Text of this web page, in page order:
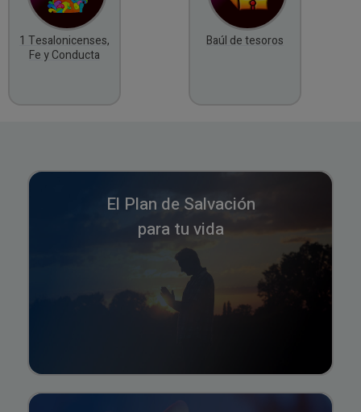
El Plan de Salvación
para tu vida
1 Tesalonicenses,
Fe y Conducta
Baúl de tesoros